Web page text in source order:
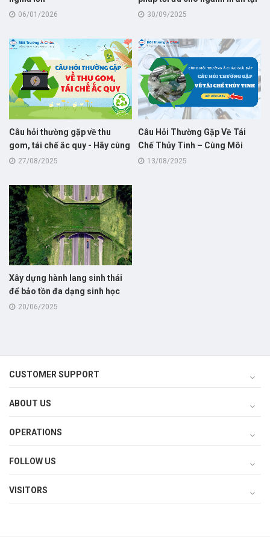
06/01/2026
Đà Nẵng
30/09/2025
Câu hỏi thường gặp về thu
gom, tái chế ắc quy - Hãy cùng
Môi Trường Á Châu giải đáp!
27/08/2025
Câu Hỏi Thường Gặp Về Tái
Chế Thủy Tinh – Cùng Môi
Trường Á Châu Giải Đáp!
13/08/2025
Xây dựng hành lang sinh thái
để bảo tồn đa dạng sinh học
20/06/2025
CUSTOMER SUPPORT
ABOUT US
OPERATIONS
FOLLOW US
VISITORS